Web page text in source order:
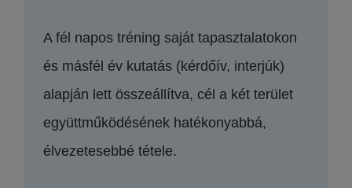
A fél napos tréning saját tapasztalatokon
és másfél év kutatás (kérdőív, interjúk)
alapján lett összeállítva, cél a két terület
együttműködésének hatékonyabbá,
élvezetesebbé tétele.